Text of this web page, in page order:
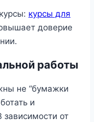
курсы для
доверие
работы
не “бумажки
и
от